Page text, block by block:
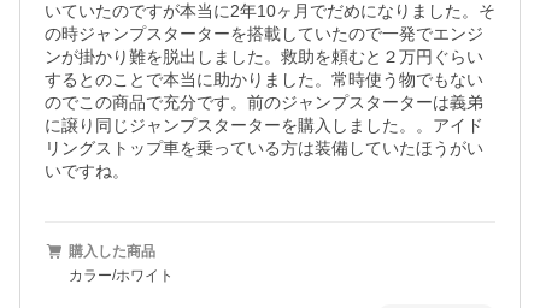
いていたのですが本当に2年10ヶ月でだめになりました。そ
の時ジャンプスターターを搭載していたので一発でエンジ
ンが掛かり難を脱出しました。救助を頼むと２万円ぐらい
するとのことで本当に助かりました。常時使う物でもない
のでこの商品で充分です。前のジャンプスターターは義弟
に譲り同じジャンプスターターを購入しました。。アイド
リングストップ車を乗っている方は装備していたほうがい
いですね。
購入した商品
カラー/ホワイト